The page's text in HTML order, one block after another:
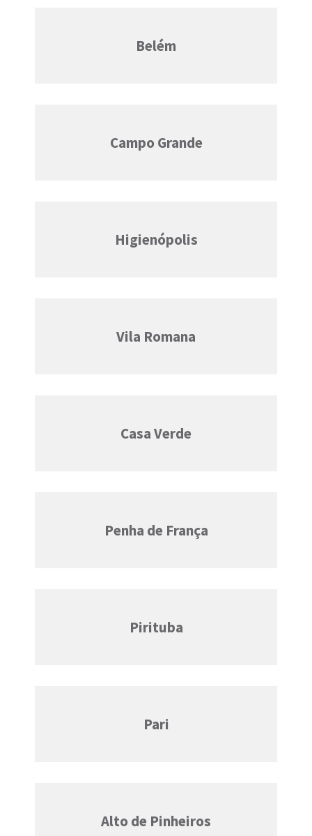
Belém
Campo Grande
Higienópolis
Vila Romana
Casa Verde
Penha de França
Pirituba
Pari
Alto de Pinheiros